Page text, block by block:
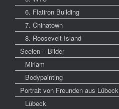
6. Flatiron Building
7. Chinatown
8. Roosevelt Island
Seelen – Bilder
Miriam
Bodypainting
Portrait von Freunden aus Lübeck
Lübeck